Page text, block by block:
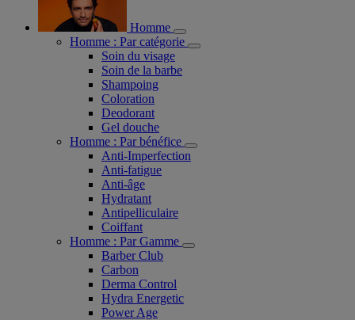
Homme
Homme : Par catégorie
Soin du visage
Soin de la barbe
Shampoing
Coloration
Deodorant
Gel douche
Homme : Par bénéfice
Anti-Imperfection
Anti-fatigue
Anti-âge
Hydratant
Antipelliculaire
Coiffant
Homme : Par Gamme
Barber Club
Carbon
Derma Control
Hydra Energetic
Power Age